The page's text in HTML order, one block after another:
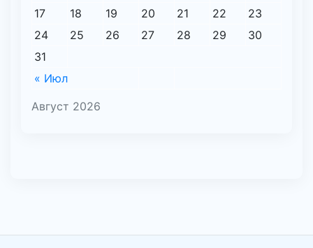
Август 2026
« Июл
17
18 19 20 21 22
23
24
25 26 27 28 29
30
31